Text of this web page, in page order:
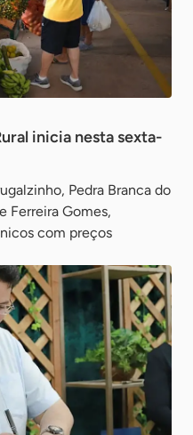
inicia nesta sexta-
Pedra Branca do
Ferreira Gomes,
com preços